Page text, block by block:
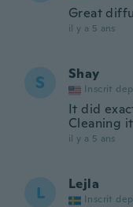
Great
il y a 5 ans
S Shay
Inscrit
It did
Cleaning
il y a 5 ans
L Lejla
Inscrit